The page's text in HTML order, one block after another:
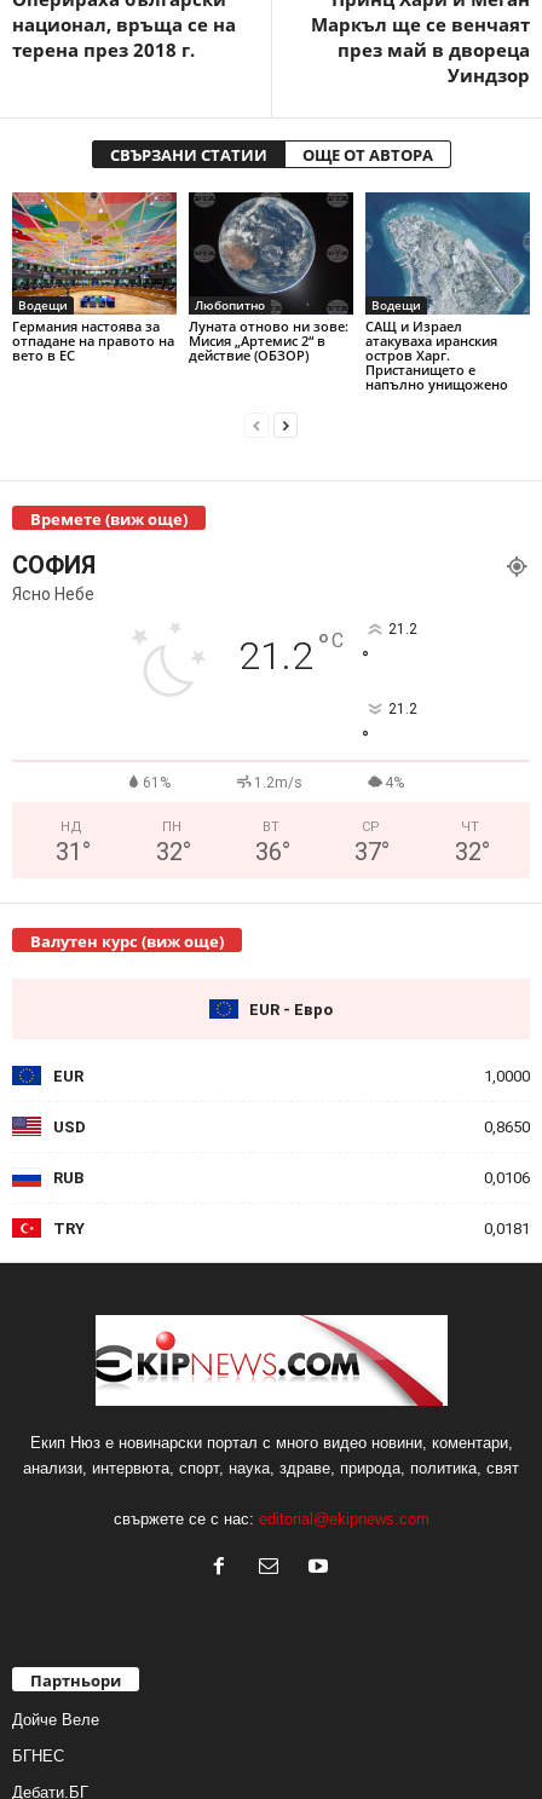
национал, връща се на
терена през 2018 г.
Маркъл ще се венчаят
през май в двореца
Уиндзор
СВЪРЗАНИ СТАТИИ ОЩЕ ОТ АВТОРА
Водещи
Германия настоява за
отпадане на правото на
вето в ЕС
Любопитно
Луната отново ни зове:
Мисия „Артемис 2“ в
действие (ОБЗОР)
Водещи
САЩ и Израел
атакуваха иранския
остров Харг.
Пристанището е
напълно унищожено
Времете (виж още)
СОФИЯ
Ясно Небе
21.2°C 21.2
°
21.2
°
61% 1.2m/s 4%
НД
31 °
ПН
32°
ВТ
36°
СР
37°
ЧТ
32°
Валутен курс (виж още)
EUR - Евро
EUR 1,0000
USD 0,8650
RUB 0,0106
TRY 0,0181
Екип Нюз е новинарски портал с много видео новини, коментари,
анализи, интервюта, спорт, наука, здраве, природа, политика, свят
свържете се с нас: editorial@ekipnews.com
Партньори
Дойче Веле
БГНЕС
Дебати.БГ